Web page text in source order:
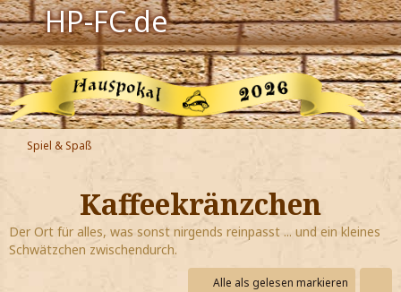
HP-FC.de
Navigation
Harry Potter
Der HP-FC
Hogwarts
Zauberwelt
Willkommen
Spiel & Spaß
Kaffeekränzchen
Der Ort für alles, was sonst nirgends reinpasst ... und ein kleines
Schwätzchen zwischendurch.
Alle als gelesen markieren